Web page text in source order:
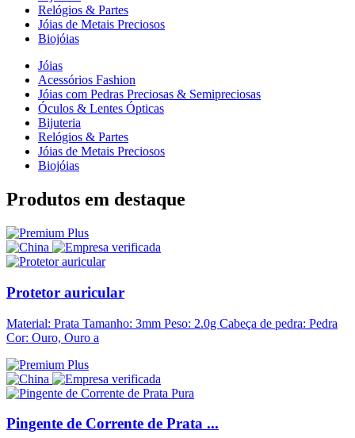
Relógios & Partes
Jóias de Metais Preciosos
Biojóias
Jóias
Acessórios Fashion
Jóias com Pedras Preciosas & Semipreciosas
Óculos & Lentes Ópticas
Bijuteria
Relógios & Partes
Jóias de Metais Preciosos
Biojóias
Produtos em destaque
Protetor auricular
Material: Prata Tamanho: 3mm Peso: 2.0g Cabeça de pedra: Pedra
Cor: Ouro, Ouro a
Pingente de Corrente de Prata ...